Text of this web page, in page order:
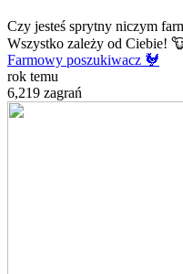
Czy jesteś sprytny niczym
Wszystko zależy od Ciebie!
Farmowy poszukiwacz 🐓
rok temu
6,219 zagrań